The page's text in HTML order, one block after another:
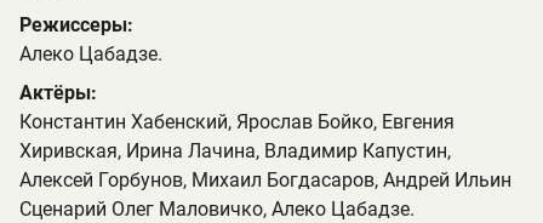
Режиссеры:
Алеко Цабадзе.
Актёры:
Константин Хабенский, Ярослав Бойко, Евгения
Хиривская, Ирина Лачина, Владимир Капустин,
Алексей Горбунов, Михаил Богдасаров, Андрей Ильин
Сценарий Олег Маловичко, Алеко Цабадзе.